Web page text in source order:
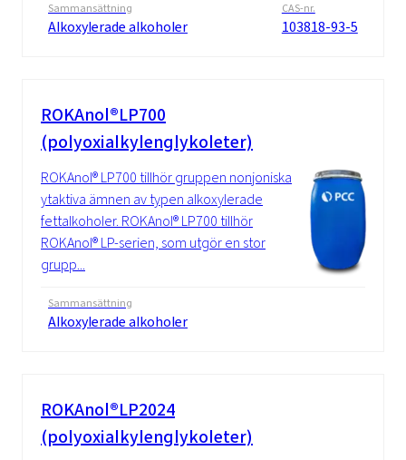
Sammansättning
Alkoxylerade alkoholer
CAS-nr.
103818-93-5
ROKAnol®LP700
(polyoxialkylenglykoleter)
ROKAnol® LP700 tillhör gruppen nonjoniska
ytaktiva ämnen av typen alkoxylerade
fettalkoholer. ROKAnol® LP700 tillhör
ROKAnol® LP-serien, som utgör en stor
grupp...
Sammansättning
Alkoxylerade alkoholer
ROKAnol®LP2024
(polyoxialkylenglykoleter)